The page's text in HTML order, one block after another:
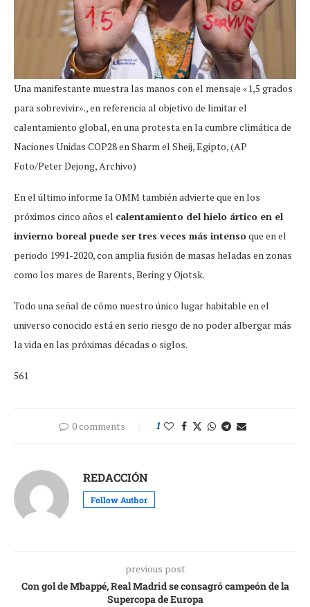
Una manifestante muestra las manos con el mensaje «1,5 grados
para sobrevivir»., en referencia al objetivo de limitar el
calentamiento global, en una protesta en la cumbre climática de
Naciones Unidas COP28 en Sharm el Sheij, Egipto, (AP
Foto/Peter Dejong, Archivo)
En el último informe la OMM también advierte que en los
próximos cinco años el calentamiento del hielo ártico en el
invierno boreal puede ser tres veces más intensoque en el
periodo 1991-2020, con amplia fusión de masas heladas en zonas
como los mares de Barents, Bering y Ojotsk.
Todo una señal de cómo nuestro único lugar habitable en el
universo conocido está en serio riesgo de no poder albergar más
la vida en las próximas décadas o siglos.
561
0 comments 1
REDACCIÓN
Follow Author
previous post
Con gol de Mbappé, Real Madrid se consagró campeón de la
Supercopa de Europa